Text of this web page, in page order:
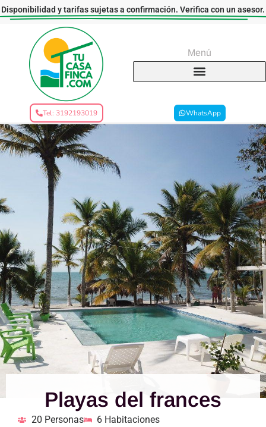
Disponibilidad y tarifas sujetas a confirmación. Verifica con un asesor.
Menú
Tel: 3192193019 WhatsApp
Playas del frances
20 Personas
6 Habitaciones